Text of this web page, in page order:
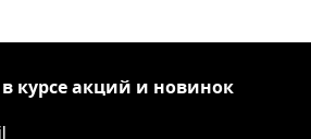
курсе акций и новинок